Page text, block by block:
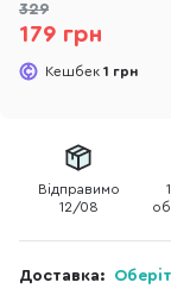
329
179 грн
Кешбек 1 грн
Відправимо
12/08
Доставка: